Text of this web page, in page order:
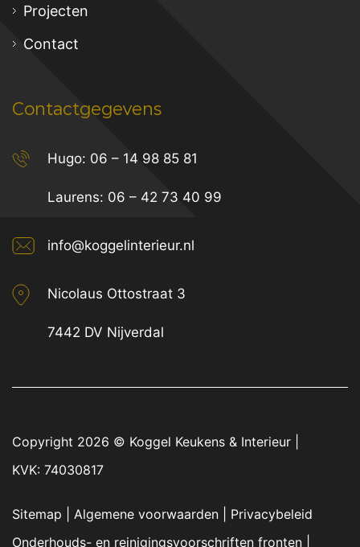
Projecten
Contact
Contactgegevens
Hugo: 06 – 14 98 85 81
Laurens: 06 – 42 73 40 99
info@koggelinterieur.nl
Nicolaus Ottostraat 3
7442 DV Nijverdal
Copyright 2026 © Koggel Keukens & Interieur
KVK: 74030817
Sitemap Algemene voorwaarden
Privacybeleid
Onderhouds- en reinigingsvoorschriften fronten